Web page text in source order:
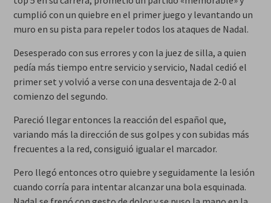
cumplió con un quiebre en el primer juego y levantando un
muro en su pista para repeler todos los ataques de Nadal.
Desesperado con sus errores y con la juez de silla, a quien
pedía más tiempo entre servicio y servicio, Nadal cedió el
primer set y volvió a verse con una desventaja de 2-0 al
comienzo del segundo.
Pareció llegar entonces la reacción del español que,
variando más la dirección de sus golpes y con subidas más
frecuentes a la red, consiguió igualar el marcador.
Pero llegó entonces otro quiebre y seguidamente la lesión
cuando corría para intentar alcanzar una bola esquinada.